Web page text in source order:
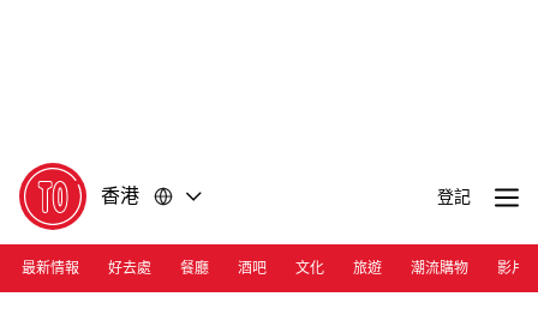
香港 登記
最新情報 好去處 餐廳 酒吧 文化 旅遊 潮流購物 影片
Photograph: Joshua Lin